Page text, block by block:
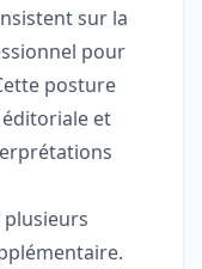
sur la
pour
posture
et